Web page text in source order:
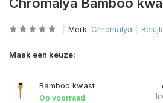
Merk: Chromalya
Maak een keuze:
Bamboo kwast
Op voorraad